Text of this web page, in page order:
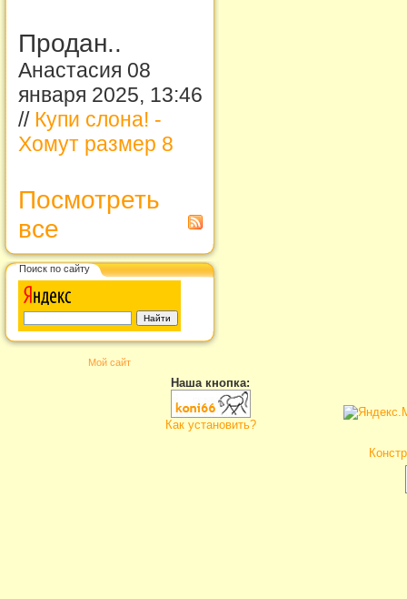
Продан..
Анастасия 08
января 2025, 13:46
// Купи слона! -
Хомут размер 8
Посмотреть
все
Поиск по сайту
Мой сайт
Наша кнопка:
Как установить?